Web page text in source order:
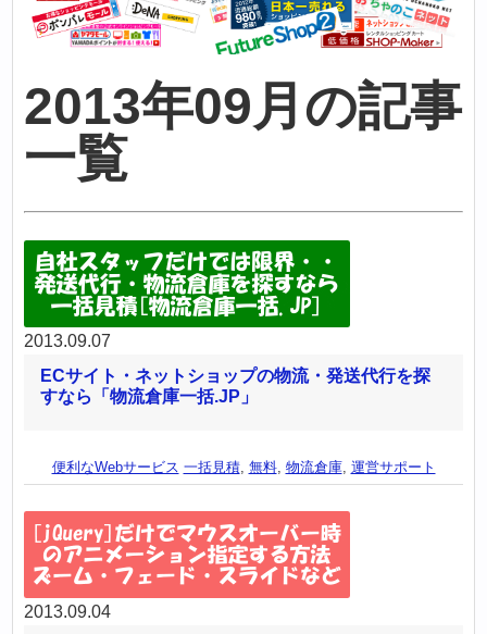
2013年09月の記事
一覧
2013.09.07
ECサイト・ネットショップの物流・発送代行を探
すなら「物流倉庫一括.JP」
便利なWebサービス 一括見積, 無料, 物流倉庫, 運営サポート
2013.09.04